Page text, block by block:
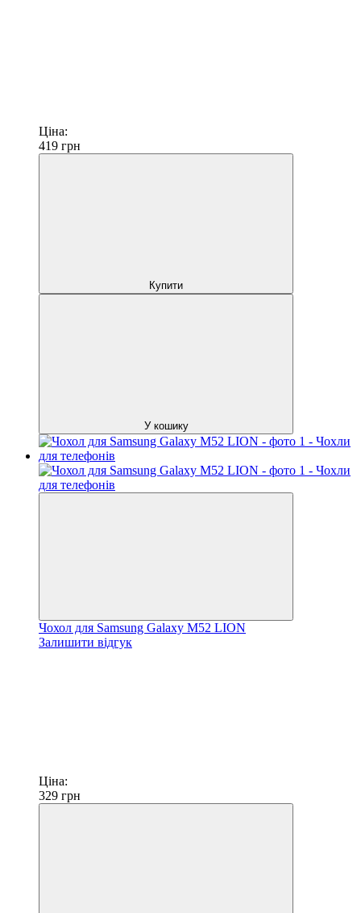
Ціна:
419 грн
Купити
У кошику
Чохол для Samsung Galaxy M52 LION
Залишити відгук
Ціна:
329 грн